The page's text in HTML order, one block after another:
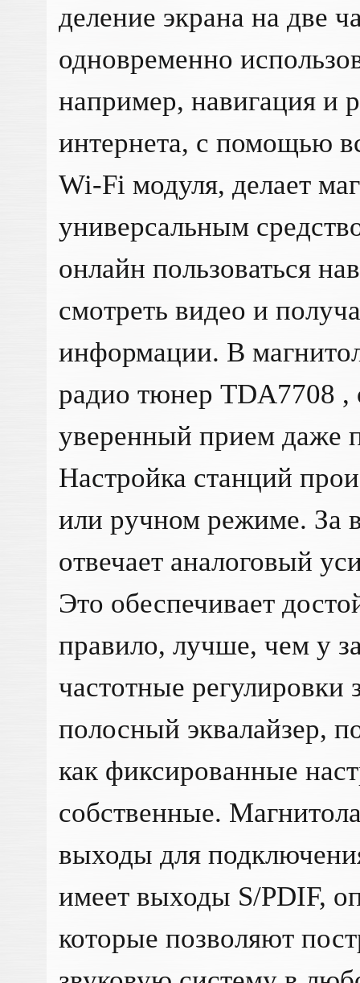
деление экрана на две
одновременно
например, навигация и
интернета, с помощью
Wi-Fi модуля, делает
универсальным
онлайн пользоваться
смотреть видео и
информации. В
радио тюнер TDA7708
уверенный прием даже
Настройка станций
или ручном режиме. За
отвечает аналоговый
Это обеспечивает
правило, лучше, чем у
частотные регулировки
полосный эквалайзер,
как фиксированные
собственные.
выходы для
имеет выходы S/PDIF,
которые позволяют